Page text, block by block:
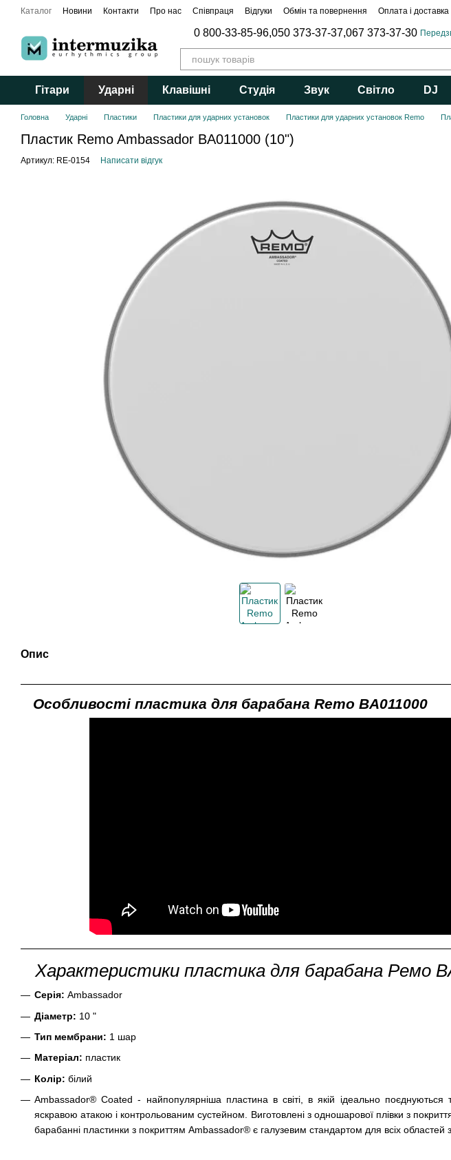
Перейти до основного контенту
Каталог Новини Контакти Про нас Співпраця Відгуки Обмін та повернення Оплата і доставка
0 800-33-85-96,050 373-37-37,067 373-37-30
Гітари Ударні Клавішні Студія Звук Світло DJ
Головна Ударні Пластики Пластики для ударних установок Пластики для ударних установок Remo
Пластик Remo Ambassador BA011000 (10")
Артикул: RE-0154 Написати відгук
Опис
Особливості пластика для барабана Remo BA011000
Характеристики пластика для барабана Ремо
Серія: Ambassador
Діаметр: 10 "
Тип мембрани: 1 шар
Матеріал: пластик
Колір: білий
Ambassador® Coated - найпопулярніша пластина в світі, в якій ідеально поєднуються
яскравою атакою і контрольованим сустейном. Виготовлені з одношарової плівки з
барабанні пластинки з покриттям Ambassador® є галузевим стандартом для всіх областей